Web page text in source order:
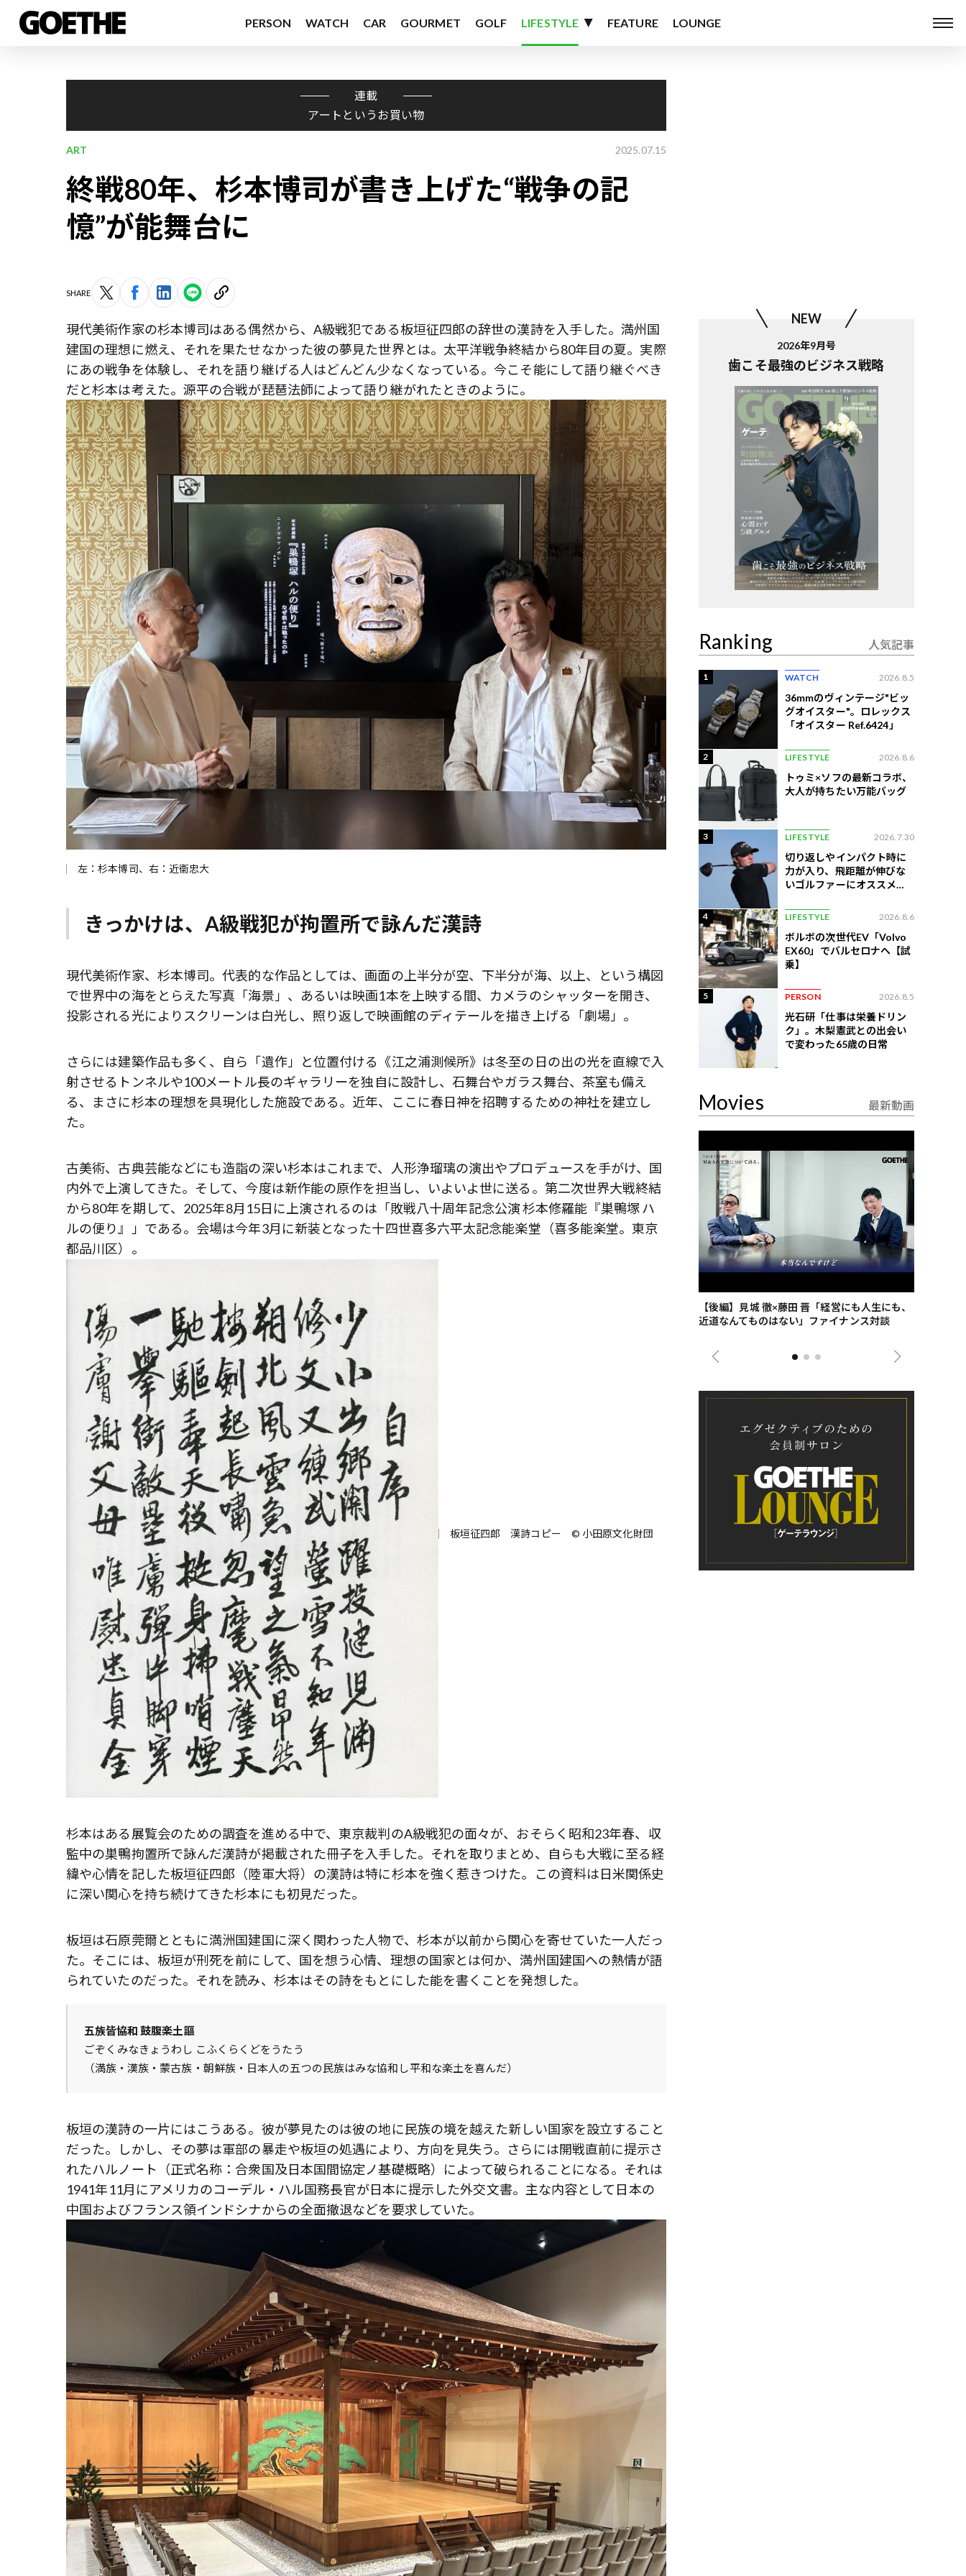
PERSON WATCH CAR GOURMET GOLF LIFESTYLE FEATURE LOUNGE
連載
アートというお買い物
ART 2025.07.15
終戦80年、杉本博司が書き上げた“戦争の記
憶”が能舞台に
SHARE
現代美術作家の杉本博司はある偶然から、A級戦犯である板垣征四郎の辞世の漢詩を入手した。満州国
建国の理想に燃え、それを果たせなかった彼の夢見た世界とは。太平洋戦争終結から80年目の夏。実際
にあの戦争を体験し、それを語り継げる人はどんどん少なくなっている。今こそ能にして語り継ぐべき
だと杉本は考えた。源平の合戦が琵琶法師によって語り継がれたときのように。
左：杉本博司、右：近衞忠大
きっかけは、A級戦犯が拘置所で詠んだ漢詩
現代美術作家、杉本博司。代表的な作品としては、画面の上半分が空、下半分が海、以上、という構図
で世界中の海をとらえた写真「海景」、あるいは映画1本を上映する間、カメラのシャッターを開き、
投影される光によりスクリーンは白光し、照り返しで映画館のディテールを描き上げる「劇場」。
さらには建築作品も多く、自ら「遺作」と位置付ける《江之浦測候所》は冬至の日の出の光を直線で入
射させるトンネルや100メートル長のギャラリーを独自に設計し、石舞台やガラス舞台、茶室も備え
る、まさに杉本の理想を具現化した施設である。近年、ここに春日神を招聘するための神社を建立し
た。
古美術、古典芸能などにも造詣の深い杉本はこれまで、人形浄瑠璃の演出やプロデュースを手がけ、国
内外で上演してきた。そして、今度は新作能の原作を担当し、いよいよ世に送る。第二次世界大戦終結
から80年を期して、2025年8月15日に上演されるのは「敗戦八十周年記念公演 杉本修羅能『巣鴨塚 ハ
ルの便り』」である。会場は今年3月に新装となった十四世喜多六平太記念能楽堂（喜多能楽堂。東京
都品川区）。
板垣征四郎 漢詩コピー © 小田原文化財団
杉本はある展覧会のための調査を進める中で、東京裁判のA級戦犯の面々が、おそらく昭和23年春、収
監中の巣鴨拘置所で詠んだ漢詩が掲載された冊子を入手した。それを取りまとめ、自らも大戦に至る経
緯や心情を記した板垣征四郎（陸軍大将）の漢詩は特に杉本を強く惹きつけた。この資料は日米関係史
に深い関心を持ち続けてきた杉本にも初見だった。
板垣は石原莞爾とともに満洲国建国に深く関わった人物で、杉本が以前から関心を寄せていた一人だっ
た。そこには、板垣が刑死を前にして、国を想う心情、理想の国家とは何か、満州国建国への熱情が語
られていたのだった。それを読み、杉本はその詩をもとにした能を書くことを発想した。
五族皆協和 鼓腹楽土謳
ごぞくみなきょうわし こふくらくどをうたう
（満族・漢族・蒙古族・朝鮮族・日本人の五つの民族はみな協和し平和な楽土を喜んだ）
板垣の漢詩の一片にはこうある。彼が夢見たのは彼の地に民族の境を越えた新しい国家を設立すること
だった。しかし、その夢は軍部の暴走や板垣の処遇により、方向を見失う。さらには開戦直前に提示さ
れたハルノート（正式名称：合衆国及日本国間協定ノ基礎概略）によって破られることになる。それは
1941年11月にアメリカのコーデル・ハル国務長官が日本に提示した外交文書。主な内容として日本の
中国およびフランス領インドシナからの全面撤退などを要求していた。
NEW
2026年9月号
歯こそ最強のビジネス戦略
Ranking 人気記事
1 WATCH 2026.8.5
36mmのヴィンテージ"ビッ
グオイスター"。ロレックス
「オイスター Ref.6424」
2 LIFESTYLE 2026.8.6
トゥミ×ソフの最新コラボ、
大人が持ちたい万能バッグ
3 LIFESTYLE 2026.7.30
切り返しやインパクト時に
力が入り、飛距離が伸びな
いゴルファーにオススメの
4 LIFESTYLE 2026.8.6
ボルボの次世代EV「Volvo
EX60」でバルセロナへ【試
乗】
5 PERSON 2026.8.5
光石研「仕事は栄養ドリン
ク」。木梨憲武との出会い
で変わった65歳の日常
Movies 最新動画
【後編】見城 徹×藤田 晋「経営にも人生にも、
近道なんてものはない」ファイナンス対談